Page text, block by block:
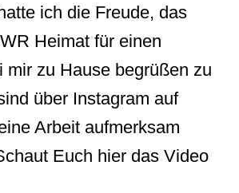
ich die Freude, das
Heimat für einen
mir zu Hause begrüßen zu
über Instagram auf
Arbeit aufmerksam
Euch hier das Video